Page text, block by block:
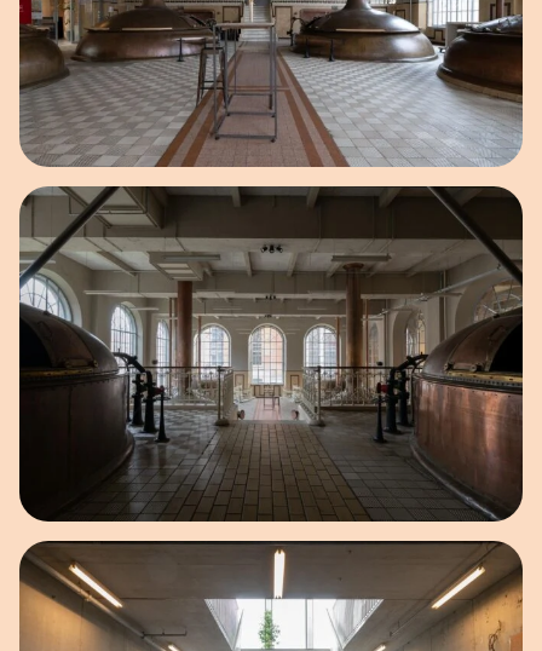
Open afbeelding in popup
Open afbeelding in popup